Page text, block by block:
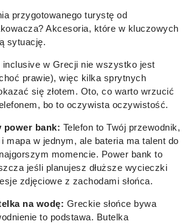
przygotowanego turystę od
Akcesoria, które w kluczowych
sytuację.
inclusive w Grecji nie wszystko jest
prawie), więc kilka sprytnych
się złotem. Oto, co warto wrzucić
bo to oczywista oczywistość.
power bank: Telefon to Twój przewodnik,
mapa w jednym, ale bateria ma talent do
momencie. Power bank to
jeśli planujesz dłuższe wycieczki
zdjęciowe z zachodami słońca.
na wodę: Greckie słońce bywa
to podstawa. Butelka